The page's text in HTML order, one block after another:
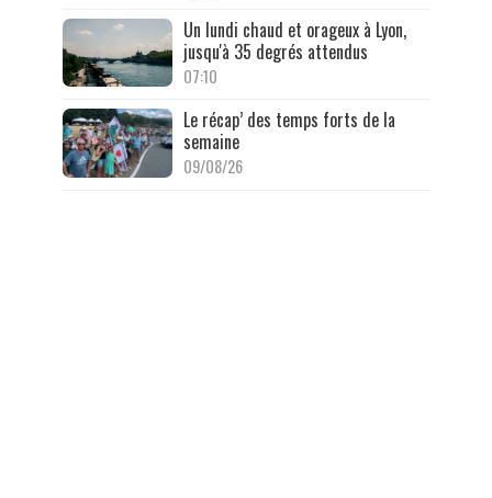
Un lundi chaud et orageux à Lyon,
jusqu'à 35 degrés attendus
07:10
Le récap’ des temps forts de la
semaine
09/08/26